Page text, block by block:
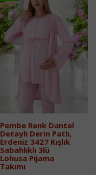
Pembe Renk Dantel
Detaylı Derin Patlı,
Erdeniz 3427 Kışlık
Sabahlıklı 3lü
Lohusa Pijama
Takımı